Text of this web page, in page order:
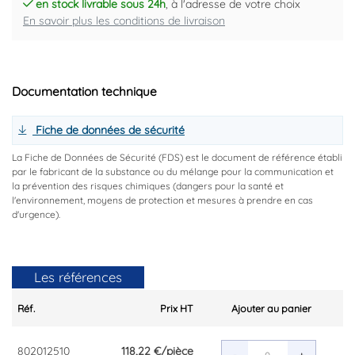
en stock livrable sous 24h, à l'adresse de votre choix
En savoir plus les conditions de livraison
Documentation technique
Fiche de données de sécurité
La Fiche de Données de Sécurité (FDS) est le document de référence établi
par le fabricant de la substance ou du mélange pour la communication et
la prévention des risques chimiques (dangers pour la santé et
l'environnement, moyens de protection et mesures à prendre en cas
d'urgence).
Les références
Réf. Prix HT Ajouter au panier
802012510 118,22 €/pièce